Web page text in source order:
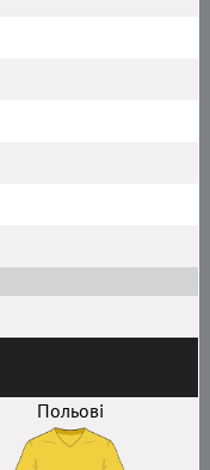
Польові